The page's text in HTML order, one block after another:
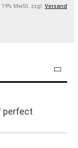
19% MwSt. zzgl.Versand
perfect